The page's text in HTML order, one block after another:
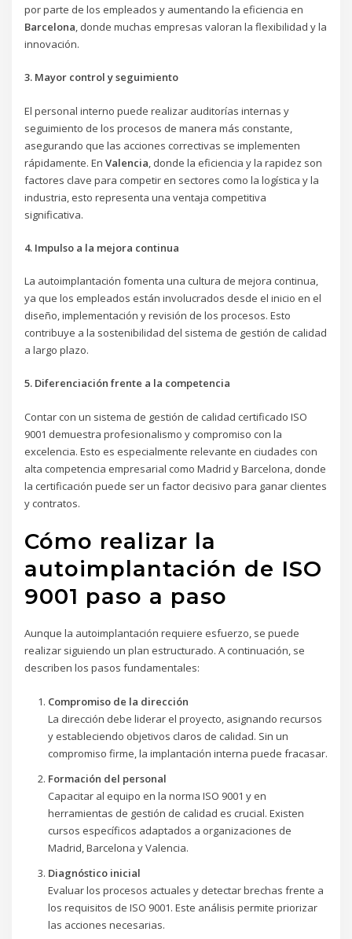
por parte de los empleados y aumentando la eficiencia en
Barcelona, donde muchas empresas valoran la flexibilidad y la
innovación.
3. Mayor control y seguimiento
El personal interno puede realizar auditorías internas y
seguimiento de los procesos de manera más constante,
asegurando que las acciones correctivas se implementen
rápidamente. EnValencia , donde la eficiencia y la rapidez son
factores clave para competir en sectores como la logística y la
industria, esto representa una ventaja competitiva
significativa.
4. Impulso a la mejora continua
La autoimplantación fomenta una cultura de mejora continua,
ya que los empleados están involucrados desde el inicio en el
diseño, implementación y revisión de los procesos. Esto
contribuye a la sostenibilidad del sistema de gestión de calidad
a largo plazo.
5. Diferenciación frente a la competencia
Contar con un sistema de gestión de calidad certificado ISO
9001 demuestra profesionalismo y compromiso con la
excelencia. Esto es especialmente relevante en ciudades con
alta competencia empresarial como Madrid y Barcelona, donde
la certificación puede ser un factor decisivo para ganar clientes
y contratos.
Cómo realizar la
autoimplantación de ISO
9001 paso a paso
Aunque la autoimplantación requiere esfuerzo, se puede
realizar siguiendo un plan estructurado. A continuación, se
describen los pasos fundamentales:
Compromiso de la dirección
La dirección debe liderar el proyecto, asignando recursos
y estableciendo objetivos claros de calidad. Sin un
compromiso firme, la implantación interna puede fracasar.
Formación del personal
Capacitar al equipo en la norma ISO 9001 y en
herramientas de gestión de calidad es crucial. Existen
cursos específicos adaptados a organizaciones de
Madrid, Barcelona y Valencia.
Diagnóstico inicial
Evaluar los procesos actuales y detectar brechas frente a
los requisitos de ISO 9001. Este análisis permite priorizar
las acciones necesarias.